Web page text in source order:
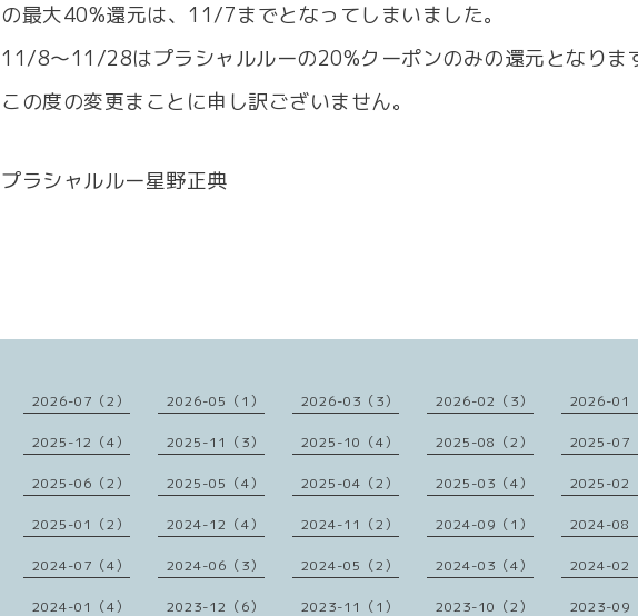
の最大40%還元は、11/7までとなってしまいました。
11/8〜11/28はプラシャルルーの20%クーポンのみの還元となりま
この度の変更まことに申し訳ございません。
プラシャルルー星野正典
2026-07（2） 2026-05（1） 2026-03（3） 2026-02（3） 2026-01
2025-12（4） 2025-11（3） 2025-10（4） 2025-08（2） 2025-07
2025-06（2） 2025-05（4） 2025-04（2） 2025-03（4） 2025-02
2025-01（2） 2024-12（4） 2024-11（2） 2024-09（1） 2024-08
2024-07（4） 2024-06（3） 2024-05（2） 2024-03（4） 2024-02
2024-01（4） 2023-12（6） 2023-11（1） 2023-10（2） 2023-09